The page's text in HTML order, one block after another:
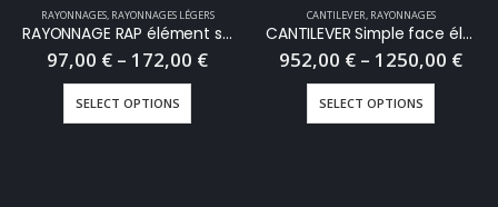
RAYONNAGES, RAYONNAGES LÉGERS
RAYONNAGE RAP élément suivant 5 niveaux
97,00 € – 172,00 €
SELECT OPTIONS
CANTILEVER, RAYONNAGES
CANTILEVER Simple face élément départ
952,00 € – 1250,00 €
SELECT OPTIONS